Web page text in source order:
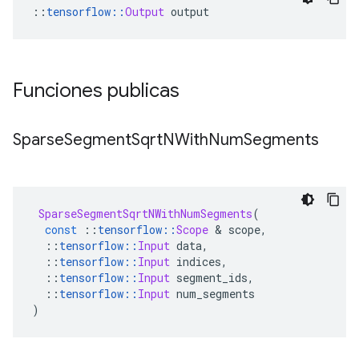
:: tensorflow ::Output output
Funciones publicas
SparseSegmentSqrtNWithNumSegments
SparseSegmentSqrtNWithNumSegments(
const
:: tensorflow ::Scope & scope,
:: tensorflow :: Input data,
:: tensorflow :: Input indices,
:: tensorflow :: Input segment_ids,
:: tensorflow :: Input num_segments
)